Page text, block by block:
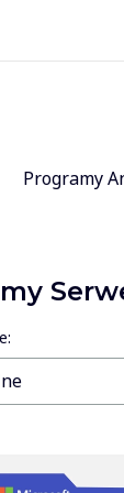
Programy